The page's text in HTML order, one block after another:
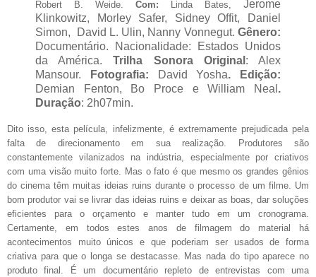
Robert B. Weide. Com: Linda Bates, Jerome
Klinkowitz, Morley Safer, Sidney Offit, Daniel
Simon, David L. Ulin, Nanny Vonnegut. Gênero:
Documentário. Nacionalidade: Estados Unidos
da América. Trilha Sonora Original : Alex
Mansour.
Fotografia: David Yosha. Edição:
Demian Fenton, Bo Proce e William Neal .
Duração: 2h07min.
Dito isso, esta película, infelizmente, é extremamente prejudicada pela
falta de direcionamento em sua realização. Produtores são
constantemente vilanizados na indústria, especialmente por criativos
com uma visão muito forte. Mas o fato é que mesmo os grandes gênios
do cinema têm muitas ideias ruins durante o processo de um filme. Um
bom produtor vai se livrar das ideias ruins e deixar as boas, dar soluções
eficientes para o orçamento e manter tudo em um cronograma.
Certamente, em todos estes anos de filmagem do material há
acontecimentos muito únicos e que poderiam ser usados de forma
criativa para que o longa se destacasse. Mas nada do tipo aparece no
produto final. É um documentário repleto de entrevistas com uma